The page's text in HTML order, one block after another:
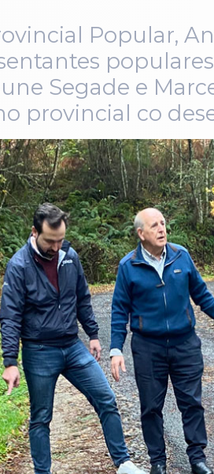
Popular,
Segade e
provincial co